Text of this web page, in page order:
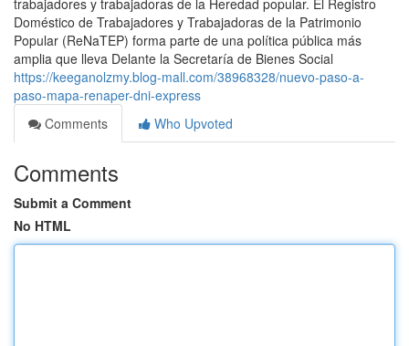
trabajadores y trabajadoras de la Heredad popular. El Registro
Doméstico de Trabajadores y Trabajadoras de la Patrimonio
Popular (ReNaTEP) forma parte de una política pública más
amplia que lleva Delante la Secretaría de Bienes Social
https://keeganolzmy.blog-mall.com/38968328/nuevo-paso-a-
paso-mapa-renaper-dni-express
Comments
Who Upvoted
Comments
Submit a Comment
No HTML